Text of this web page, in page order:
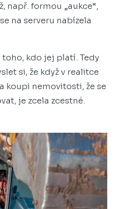
např. formou „aukce“,
na serveru nabízela
toho, kdo jej platí. Tedy
si, že když v realitce
koupi nemovitosti, že se
je zcela zcestné.